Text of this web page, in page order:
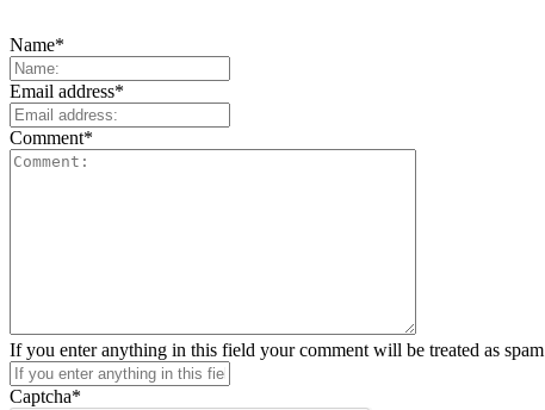
Name*
Email address*
Comment*
If you enter anything in this field your comment will be treated as spam
Captcha*